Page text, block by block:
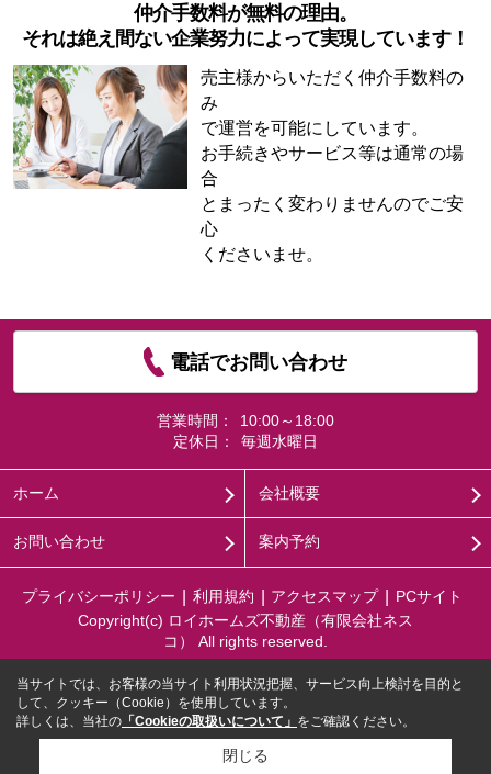
仲介手数料が無料の理由。
それは絶え間ない企業努力によって実現しています！
売主様からいただく仲介手数料の
み
で運営を可能にしています。
お手続きやサービス等は通常の場
合
とまったく変わりませんのでご安
心
くださいませ。
電話でお問い合わせ
営業時間：
10:00～18:00
定休日：
毎週水曜日
ホーム 会社概要
お問い合わせ 案内予約
プライバシーポリシー 利用規約 アクセスマップ
PCサイト
Copyright(c) ロイホームズ不動産（有限会社ネス
コ） All rights reserved.
当サイトでは、お客様の当サイト利用状況把握、サービス向上検討を目的と
して、クッキー（Cookie）を使用しています。
詳しくは、当社の 「Cookieの取扱いについて」 をご確認ください。
閉じる